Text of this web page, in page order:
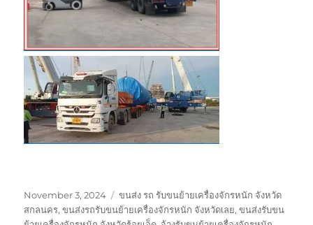
Posted
on
November 3, 2024 Tags
ขนส่ง รถ รับขนย้ายเครื่องจักรหนัก จังหวัด
สกลนคร,ขนส่งรถรับขนย้ายเครื่องจักรหนัก จังหวัดเลย,ขนส่งรับขน